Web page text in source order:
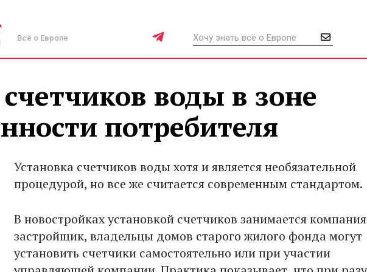
Всё о Европе
воды в зоне
потребителя
Установка счетчиков воды хотя и является необязательной
процедурой, но все же считается современным стандартом.
В новостройках установкой счетчиков занимается
застройщик, владельцы домов старого жилого фонда могут
установить счетчики самостоятельно или при участии